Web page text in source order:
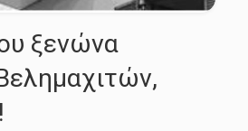
ξενώνα